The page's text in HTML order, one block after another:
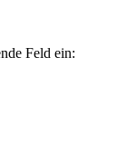
Feld ein: